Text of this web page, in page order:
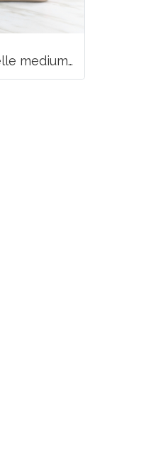
Chanel Gabrielle medium Hobo Bag Light Leather